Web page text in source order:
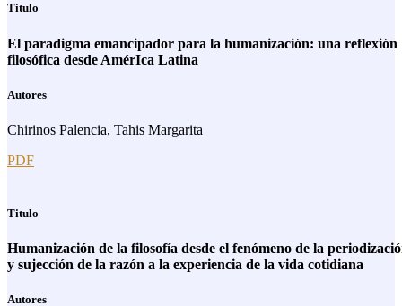
Titulo
El paradigma emancipador para la humanización: una reflexión
filosófica desde AmérIca Latina
Autores
Chirinos Palencia, Tahis Margarita
PDF
Titulo
Humanización de la filosofía desde el fenómeno de la
y sujección de la razón a la experiencia de la vida cotidiana
Autores